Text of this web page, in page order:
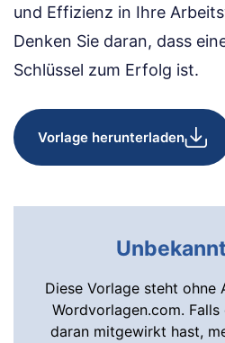
und Effizienz in Ihre
Denken Sie daran, dass
Schlüssel zum Erfolg ist.
Vorlage herunterladen
Diese Vorlage steht ohne
Wordvorlagen.com.
daran mitgewirkt hast,